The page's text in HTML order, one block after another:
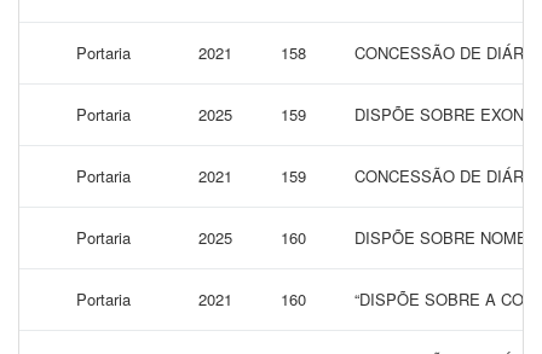
Portaria 2021 158 CONCESSÃO DE
Portaria 2025 159 DISPÕE SOBRE
Portaria 2021 159 CONCESSÃO DE
Portaria 2025 160 DISPÕE SOBRE
Portaria 2021 160 “DISPÕE SOBRE A